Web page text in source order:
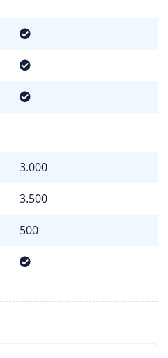
3.000
3.500
500